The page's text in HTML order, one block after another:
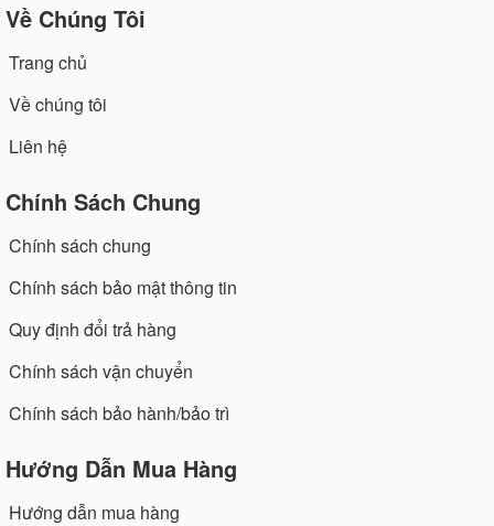
Về Chúng Tôi
Trang chủ
Về chúng tôi
Liên hệ
Chính Sách Chung
Chính sách chung
Chính sách bảo mật thông tin
Quy định đổi trả hàng
Chính sách vận chuyển
Chính sách bảo hành/bảo trì
Hướng Dẫn Mua Hàng
Hướng dẫn mua hàng